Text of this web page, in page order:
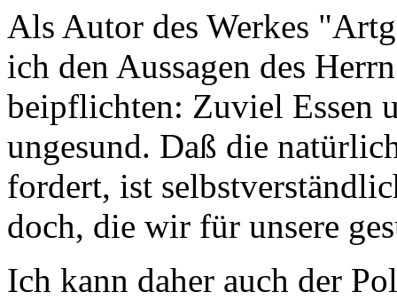
Als Autor des Werkes
ich den Aussagen des
beipflichten: Zuviel Essen
ungesund. Daß die
fordert, ist
doch, die wir für unsere
Ich kann daher auch der